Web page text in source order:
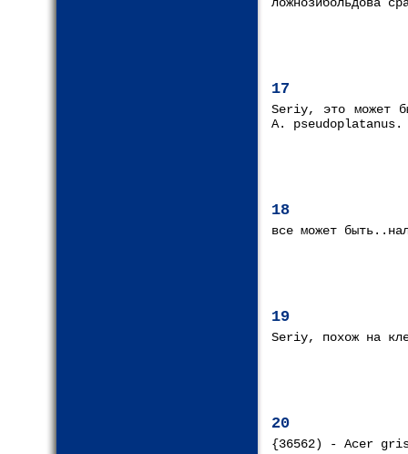
17
Seriy, это может
A. pseudoplatanus.
18
все может
19
Seriy, похож на
20
{36562) - Acer